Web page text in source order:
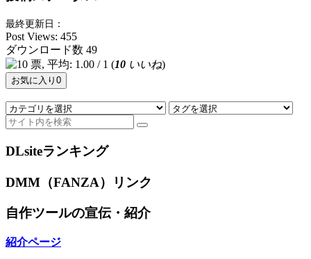
最終更新日：
Post Views: 455
ダウンロード数 49
(10 いいね)
お気に入り 0
DLsiteランキング
DMM（FANZA）リンク
自作ツールの宣伝・紹介
紹介ページ